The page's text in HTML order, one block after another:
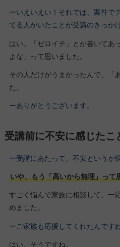
ーいえいえい！それでは、案件で
てる人がいたことが受講のきっか
はい。「ゼロイチ」とか書いてあ
よな」って思いました。
その人だけがうまかったんで、「
た。
ーありがとうございます。
受講前に不安に感じたこ
ー受講にあたって、不安というか
いや、もう「高いから無理」って
すごく悩んで家族に相談して、一
めました。
ーご家族も応援してくれたんですね
はい、そうですね。